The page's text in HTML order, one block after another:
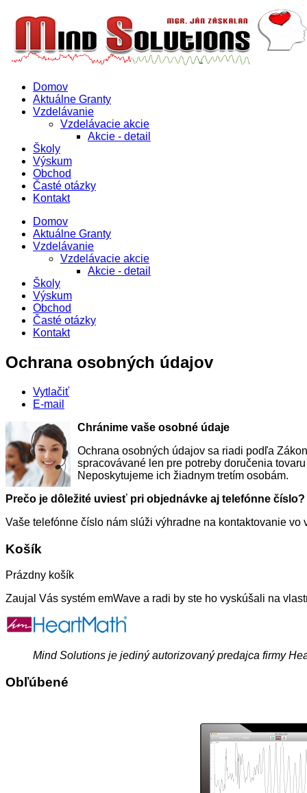
Domov
Aktuálne Granty
Vzdelávanie
Vzdelávacie akcie
Akcie - detail
Školy
Výskum
Obchod
Časté otázky
Kontakt
Domov
Aktuálne Granty
Vzdelávanie
Vzdelávacie akcie
Akcie - detail
Školy
Výskum
Obchod
Časté otázky
Kontakt
Ochrana osobných údajov
Vytlačiť
E-mail
Chránime vaše osobné údaje
Ochrana osobných údajov sa riadi podľa
spracovávané len pre potreby doručenia
Neposkytujeme ich žiadnym tretím osobám.
Prečo je dôležité uviesť pri objednávke aj telefónne číslo?
Vaše telefónne číslo nám slúži výhradne na kontaktovanie vo
Košík
Prázdny košík
Zaujal Vás systém emWave a radi by ste ho vyskúšali na
Mind Solutions je jediný autorizovaný predajca firmy
Obľúbené